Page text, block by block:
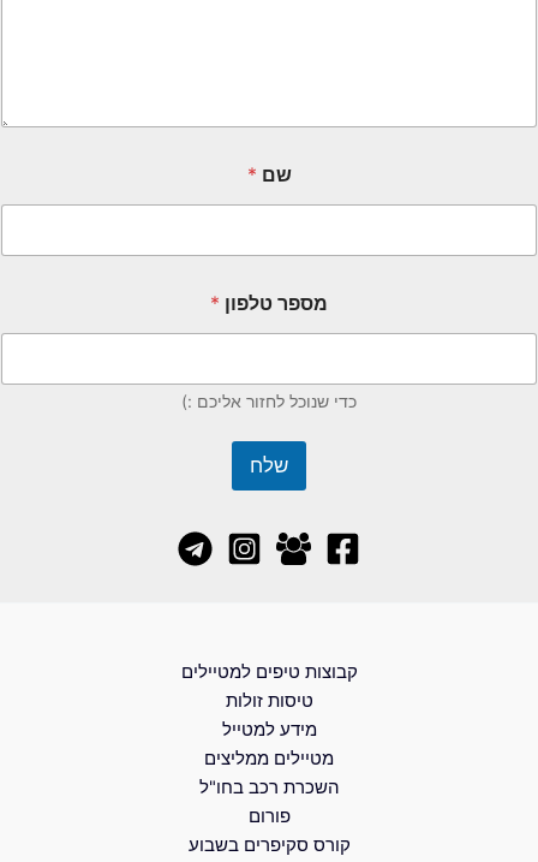
שם *
מספר טלפון *
כדי שנוכל לחזור אליכם :)
שלח
קבוצות טיפים למטיילים
טיסות זולות
מידע למטייל
מטיילים ממליצים
השכרת רכב בחו"ל
פורום
קורס סקיפרים בשבוע